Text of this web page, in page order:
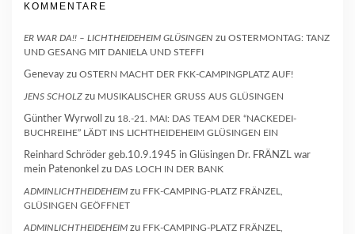
KOMMENTARE
ER WAR DA!! – LICHTHEIDEHEIM GLÜSINGEN zu OSTERMONTAG: TANZ
UND GESANG MIT DANIELA UND STEFFI
Genevay zu OSTERN MACHT DER FKK-CAMPINGPLATZ AUF!
JENS SCHOLZ zu MUSIKALISCHER GRUSS AUS GLÜSINGEN
Günther Wyrwoll zu 18.-21. MAI: DAS TEAM DER “NACKEDEI-
BUCHREIHE” LÄDT INS LICHTHEIDEHEIM GLÜSINGEN EIN
Reinhard Schröder geb.10.9.1945 in Glüsingen Dr. FRÄNZL war
mein Patenonkel zu DAS LOCH IN DER BANK
ADMINLICHTHEIDEHEIM zu FFK-CAMPING-PLATZ FRÄNZEL,
GLÜSINGEN GEÖFFNET
ADMINLICHTHEIDEHEIM zu FFK-CAMPING-PLATZ FRÄNZEL,